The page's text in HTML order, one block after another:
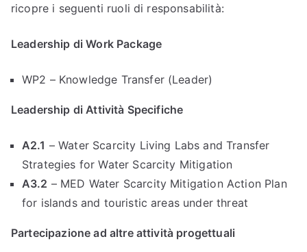
ricopre i seguenti ruoli di responsabilità:
Leadership di Work Package
WP2 – Knowledge Transfer (Leader)
Leadership di Attività Specifiche
A2.1 – Water Scarcity Living Labs and Transfer
Strategies for Water Scarcity Mitigation
A3.2 – MED Water Scarcity Mitigation Action Plan
for islands and touristic areas under threat
Partecipazione ad altre attività progettuali